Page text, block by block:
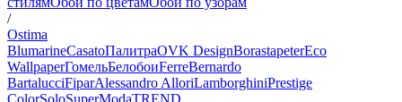
/
Ostima
BlumarineCasatoПалитраOVK DesignBorastapeterEco
WallpaperГомельБелобоиFerreBernardo
BartalucciFiparAlessandro AlloriLamborghiniPrestige